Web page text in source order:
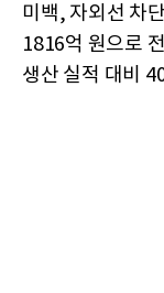
미백, 자외선 차
1816억 원으로
생산 실적 대비